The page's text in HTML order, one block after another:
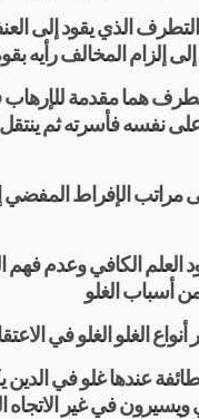
الذي يقود إلى
إلزام المخالف رأيه
هما مقدمة للإرهاب
نفسه فأسرته ثم
مراتب الإفراط
العلم الكافي وعدم فهم
أسباب الغلو
الغلو الغلو في
طائفة عندها غلو في
ويسيرون في غير الاتجاه